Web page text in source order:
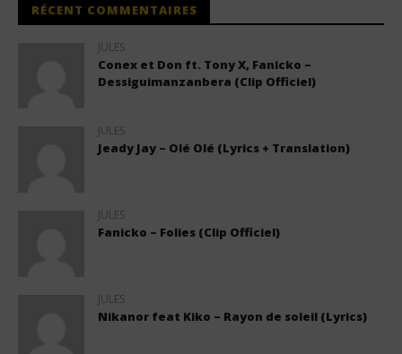
RÉCENT COMMENTAIRES
JULES
Conex et Don ft. Tony X, Fanicko –
Dessiguimanzanbera (Clip Officiel)
JULES
Jeady Jay – Olé Olé (Lyrics + Translation)
JULES
Fanicko – Folies (Clip Officiel)
JULES
Nikanor feat Kiko – Rayon de soleil (Lyrics)